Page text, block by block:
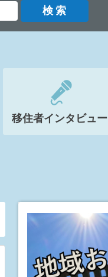
移住者インタビュー